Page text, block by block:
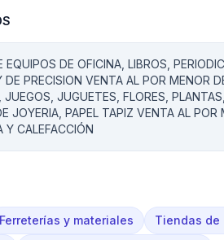
DE OFICINA, LIBROS,
PRECISION VENTA AL POR MENOR
JUGUETES, FLORES,
JOYERIA, PAPEL TAPIZ VENTA AL POR
Y CALEFACCIÓN
Ferreterías y materiales
Tiendas de